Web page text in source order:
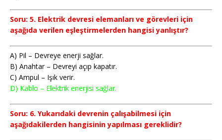
Soru: 5. Elektrik devresi elemanları ve görevleri için
aşağıda verilen eşleştirmelerden hangisi yanlıştır?
A) Pil – Devreye enerji sağlar.
B) Anahtar – Devreyi açıp kapatır.
C) Ampul – Işık verir.
D) Kablo – Elektrik enerjisi sağlar.
Soru: 6. Yukarıdaki devrenin çalışabilmesi için
aşağıdakilerden hangisinin yapılması gereklidir?